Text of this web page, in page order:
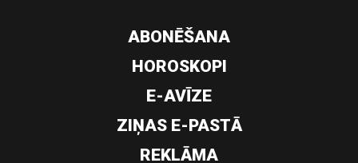
ABONĒŠANA
HOROSKOPI
E-AVĪZE
ZIŅAS E-PASTĀ
REKLĀMA